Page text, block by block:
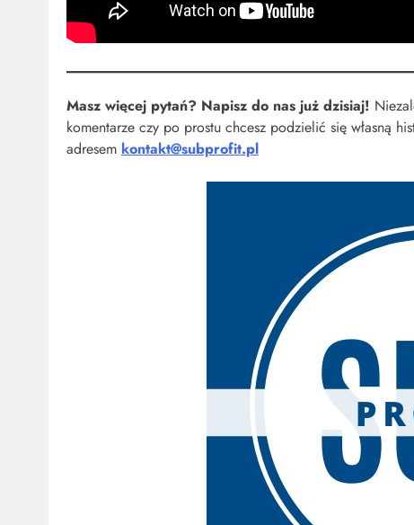
Masz więcej pytań? Napisz do nas już dzisiaj!
komentarze czy po prostu chcesz podzielić się własną
adresem kontakt@subprofit.pl